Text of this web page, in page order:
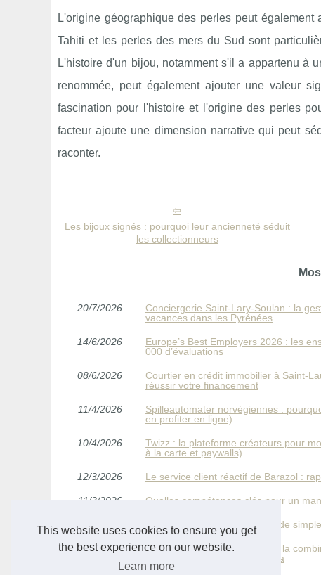
This website uses cookies to ensure you get
the best experience on our website.
Learn more
L'origine géographique des perles peut
Tahiti et les perles des mers du Sud sont
L'histoire d'un bijou, notamment s'il a appartenu à
renommée, peut également ajouter une valeur
fascination pour l'histoire et l'origine des perles
facteur ajoute une dimension narrative qui peut
raconter.
Les bijoux signés : pourquoi leur ancienneté séduit
les collectionneurs
20/7/2026
Conciergerie Saint‑Lary‑Soulan : la
vacances dans les Pyrénées
14/6/2026
Europe’s Best Employers 2026 : les
000 d’évaluations
08/6/2026
Courtier en crédit immobilier à
réussir votre financement
11/4/2026
Spilleautomater norvégiennes :
en profiter en ligne)
10/4/2026
Twizz : la plateforme créateurs pour
à la carte et paywalls)
12/3/2026 Le service client réactif de Barazol :
11/3/2026 Quelles compétences clés pour un
07/3/2026 Gestion du bankroll : la méthode
21/2/2026
Expert-comptable Pennylane : la
humain avec Monsieur Compta